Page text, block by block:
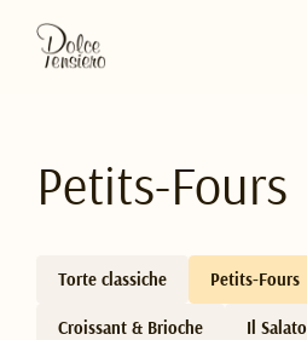
Petits-Fours
Torte classiche Petits-Fours
Croissant & Brioche Il Salato